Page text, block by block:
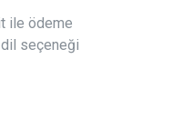
ile ödeme
dil seçeneği